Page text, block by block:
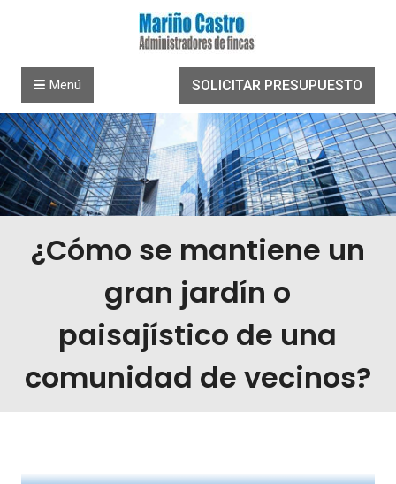
SOLICITAR PRESUPUESTO
Menú
¿Cómo se mantiene un
gran jardín o
paisajístico de una
comunidad de vecinos?